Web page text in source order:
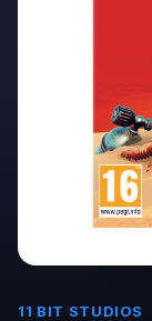
11 BIT STUDIOS